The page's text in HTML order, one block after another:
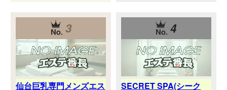
3
仙台巨乳専門メンズエス
4
SECRET SPA(シーク